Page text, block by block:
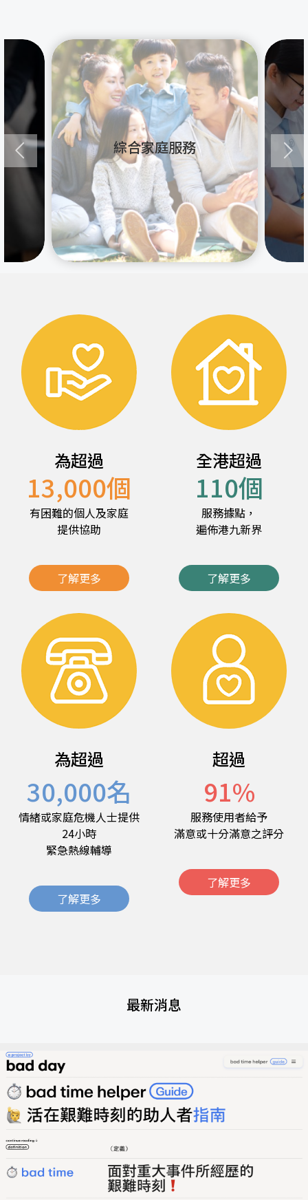
綜合家庭服務
為超過
13,000個
有困難的個人及家庭
提供協助
了解更多
全港超過
110個
服務據點，
遍佈港九新界
了解更多
為超過
30,000名
情緒或家庭危機人士提供
24小時
緊急熱線輔導
了解更多
超過
91%
服務使用者給予
滿意或十分滿意之評分
了解更多
最新消息